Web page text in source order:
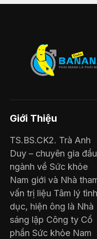
Giới Thiệu
TS.BS.CK2. Trà Anh
Duy – chuyên gia đầu
ngành về Sức khỏe
Nam giới và Nhà
vấn trị liệu Tâm lý tình
dục, hiện ông là Nhà
sáng lập Công ty Cổ
phần Sức khỏe Nam